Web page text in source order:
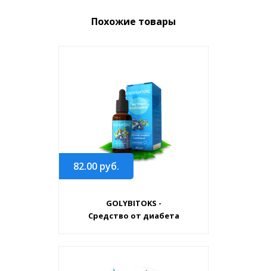
Похожие товары
82.00 руб.
GOLYBITOKS -
Средство от диабета